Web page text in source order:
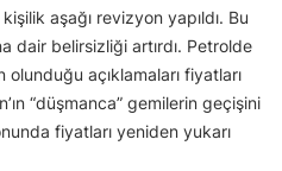
aşağı revizyon yapıldı. Bu
dair belirsizliği artırdı. Petrolde
olunduğu açıklamaları fiyatları
“düşmanca” gemilerin geçişini
fiyatları yeniden yukarı